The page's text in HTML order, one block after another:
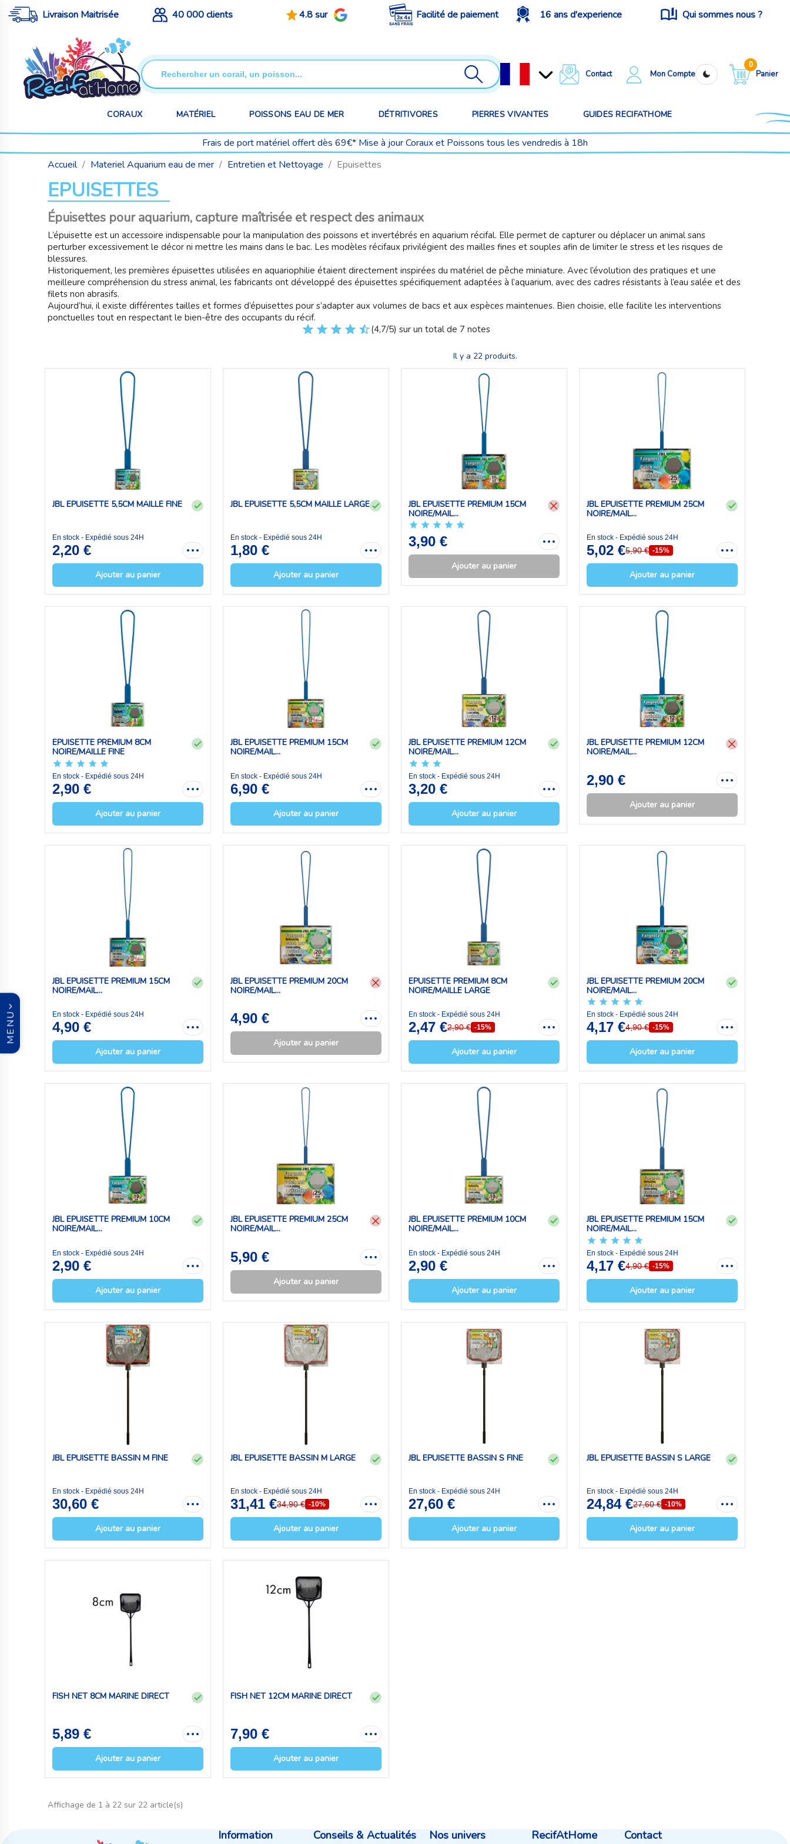
Livraison Maitrisée 40 000 clients 4.8 sur Facilité de paiement 16 ans d'experience Qui sommes nous ?
Contact Mon Compte
0
Panier
CORAUX MATÉRIEL POISSONS EAU DE MER DÉTRITIVORES PIERRES VIVANTES GUIDES RECIFATHOME
Frais de port matériel offert dès 69€* Mise à jour Coraux et Poissons tous les vendredis à 18h
Accueil
Materiel Aquarium eau de mer Entretien et Nettoyage Epuisettes
EPUISETTES
Épuisettes pour aquarium, capture maîtrisée et respect des animaux
L’épuisette est un accessoire indispensable pour la manipulation des poissons et invertébrés en aquarium récifal. Elle permet de capturer ou déplacer un animal sans
perturber excessivement le décor ni mettre les mains dans le bac. Les modèles récifaux privilégient des mailles fines et souples afin de limiter le stress et les risques de
blessures.
Historiquement, les premières épuisettes utilisées en aquariophilie étaient directement inspirées du matériel de pêche miniature. Avec l’évolution des pratiques et une
meilleure compréhension du stress animal, les fabricants ont développé des épuisettes spécifiquement adaptées à l’aquarium, avec des cadres résistants à l’eau salée et des
filets non abrasifs.
Aujourd’hui, il existe différentes tailles et formes d’épuisettes pour s’adapter aux volumes de bacs et aux espèces maintenues. Bien choisie, elle facilite les interventions
ponctuelles tout en respectant le bien-être des occupants du récif.
(4,7/5) sur un total de 7 notes
Il y a 22 produits.
JBL EPUISETTE 5,5CM MAILLE FINE
En stock - Expédié sous 24H
2,20 €
Ajouter au panier
JBL EPUISETTE 5,5CM MAILLE LARGE
En stock - Expédié sous 24H
1,80 €
Ajouter au panier
JBL EPUISETTE PREMIUM 15CM
NOIRE/MAIL...
3,90 €
Ajouter au panier
JBL EPUISETTE PREMIUM 25CM
NOIRE/MAIL...
En stock - Expédié sous 24H
5,02 €5,90 € -15%
Ajouter au panier
EPUISETTE PREMIUM 8CM
NOIRE/MAILLE FINE
En stock - Expédié sous 24H
2,90 €
Ajouter au panier
JBL EPUISETTE PREMIUM 15CM
NOIRE/MAIL...
En stock - Expédié sous 24H
6,90 €
Ajouter au panier
JBL EPUISETTE PREMIUM 12CM
NOIRE/MAIL...
En stock - Expédié sous 24H
3,20 €
Ajouter au panier
JBL EPUISETTE PREMIUM 12CM
NOIRE/MAIL...
2,90 €
Ajouter au panier
JBL EPUISETTE PREMIUM 15CM
NOIRE/MAIL...
En stock - Expédié sous 24H
4,90 €
Ajouter au panier
JBL EPUISETTE PREMIUM 20CM
NOIRE/MAIL...
4,90 €
Ajouter au panier
EPUISETTE PREMIUM 8CM
NOIRE/MAILLE LARGE
En stock - Expédié sous 24H
2,47 €2,90 € -15%
Ajouter au panier
JBL EPUISETTE PREMIUM 20CM
NOIRE/MAIL...
En stock - Expédié sous 24H
4,17 €4,90 € -15%
Ajouter au panier
JBL EPUISETTE PREMIUM 10CM
NOIRE/MAIL...
En stock - Expédié sous 24H
2,90 €
Ajouter au panier
JBL EPUISETTE PREMIUM 25CM
NOIRE/MAIL...
5,90 €
Ajouter au panier
JBL EPUISETTE PREMIUM 10CM
NOIRE/MAIL...
En stock - Expédié sous 24H
2,90 €
Ajouter au panier
JBL EPUISETTE PREMIUM 15CM
NOIRE/MAIL...
En stock - Expédié sous 24H
4,17 €4,90 € -15%
Ajouter au panier
JBL EPUISETTE BASSIN M FINE
En stock - Expédié sous 24H
30,60 €
Ajouter au panier
JBL EPUISETTE BASSIN M LARGE
En stock - Expédié sous 24H
31,41 €34,90 € -10%
Ajouter au panier
JBL EPUISETTE BASSIN S FINE
En stock - Expédié sous 24H
27,60 €
Ajouter au panier
JBL EPUISETTE BASSIN S LARGE
En stock - Expédié sous 24H
24,84 €27,60 € -10%
Ajouter au panier
FISH NET 8CM MARINE DIRECT
5,89 €
Ajouter au panier
FISH NET 12CM MARINE DIRECT
7,90 €
Ajouter au panier
Affichage de 1 à 22 sur 22 article(s)
Information Conseils & Actualités Nos univers RecifAtHome Contact
MENU